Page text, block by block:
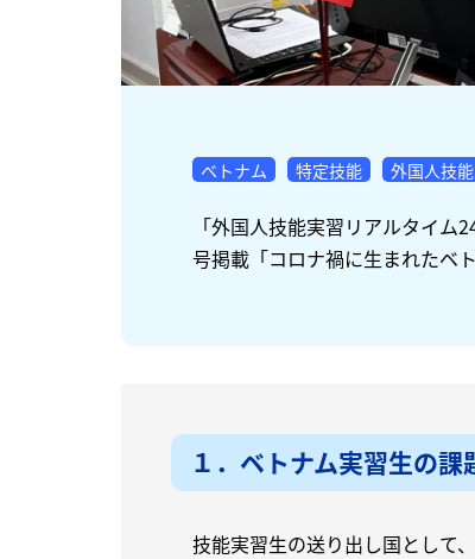
ベトナム 特定技能 外国人技
「外国人技能実習リアルタイ
号掲載「コロナ禍に生まれたベ
１．ベトナム実習生の課
技能実習生の送り出し国として